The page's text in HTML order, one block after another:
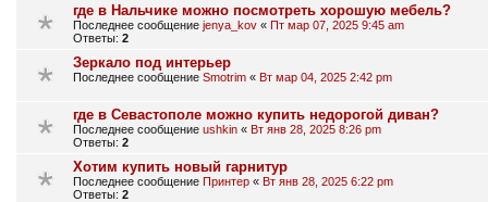
где в Нальчике можно посмотреть хорошую мебель?
Последнее сообщение jenya_kov « Пт мар 07, 2025 9:45 am
Ответы: 2
Зеркало под интерьер
Последнее сообщение Smotrim « Вт мар 04, 2025 2:42 pm
где в Севастополе можно купить недорогой диван?
Последнее сообщение ushkin « Вт янв 28, 2025 8:26 pm
Ответы: 2
Хотим купить новый гарнитур
Последнее сообщение Принтер « Вт янв 28, 2025 6:22 pm
Ответы: 2